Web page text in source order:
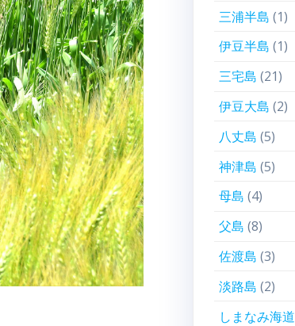
三浦半島 (1)
伊豆半島 (1)
三宅島 (21)
伊豆大島 (2)
八丈島 (5)
神津島 (5)
母島 (4)
父島 (8)
佐渡島 (3)
淡路島 (2)
しまなみ海道